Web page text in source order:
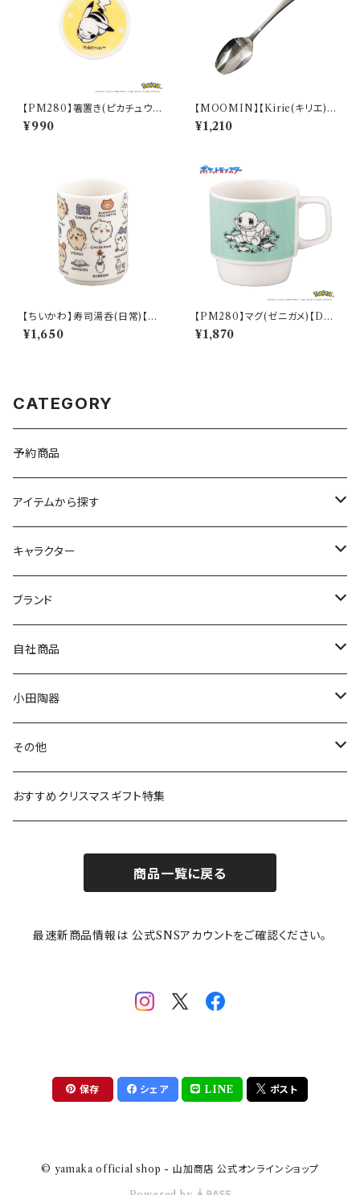
【PM280】箸置き(ピカチュウ)
【Daily Sketch】PM284-402
¥990
【MOOMIN】【Kirie(キリエ)】
すくいやすいスプーンＳ（リトルミ
イ）【MM9000】MM9002-8
¥1,210
【ちいかわ】寿司湯呑(日常)【CK
W50】CKW51-327
¥1,650
【PM280】マグ(ゼニガメ)【Dail
y Sketch】PM283-11
¥1,870
CATEGORY
予約商品
アイテムから探す
九谷焼
マグ＆カップ
プレート
ボウル
ガラスウェア
カトラリー
キャラクター
ムーミン
80th記念アイテム
リトルミイの日記念アイテム
MOOMIN ANIMATION
スヌーピー
ピーターラビット
ポケットモンスター
mofusand（モフサンド）
mofsand×日比谷花壇
ちびまる子ちゃんandクレヨンしんちゃん
ブランド
LA AMYS(エミーズ)
LISA LARSON(リサラーソン)
LAURA ASHLEY(ローラ アシュレイ)
Finlayson(フィンレイソン)
HANAE MORI(ハナエモリ)
THE BEATLES(ザ・ビートルズ)
【山加商店×yaeko】migratory bird
自社商品
ねこ企画
Cecera(セセラ)
CELEC(セレック)
隅切り重箱
HAPPY DINING(ハッピーダイニング)
小田陶器
さざなみ
吉祥
メイメイウェア
SoSo(ソソ）
その他
リサイクル食器
おすすめクリスマスギフト特集
商品一覧に戻る
最速新商品情報は 公式SNSアカウントをご確認ください。
保存 シェア LINE ポスト
© yamaka official shop - 山加商店 公式オンラインショップ